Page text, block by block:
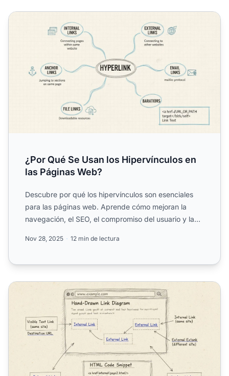
¿Por Qué Se Usan los Hipervínculos en las Páginas Web?
¿Por Qué Se Usan los Hipervínculos en
las Páginas Web?
Descubre por qué los hipervínculos son esenciales
para las páginas web. Aprende cómo mejoran la
navegación, el SEO, el compromiso del usuario y la
Nov 28, 2025 12 min de lectura
¿Qué son los enlaces de texto visible? Guía completa